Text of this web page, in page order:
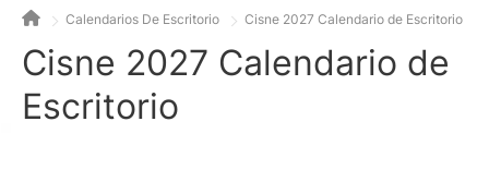
Calendarios De Escritorio Cisne 2027 Calendario de Escritorio
Cisne 2027 Calendario de
Escritorio